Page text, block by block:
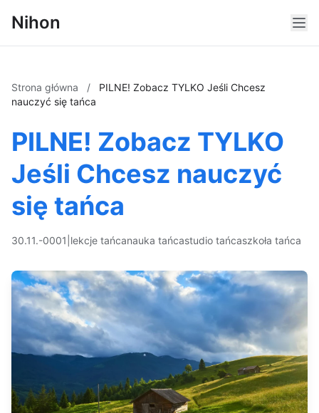
Nihon
Strona główna /
PILNE! Zobacz TYLKO Jeśli Chcesz
nauczyć się tańca
PILNE! Zobacz TYLKO
Jeśli Chcesz nauczyć
się tańca
30.11.-0001 lekcje tańcanauka tańcastudio tańcaszkoła tańca